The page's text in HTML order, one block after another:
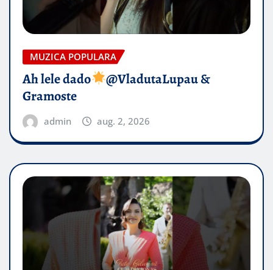
MUZICA POPULARA
Ah lele dado​
@VladutaLupau &
Gramoste
admin aug. 2, 2026